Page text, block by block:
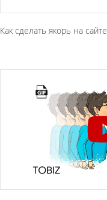
Как сделать якорь на сайте